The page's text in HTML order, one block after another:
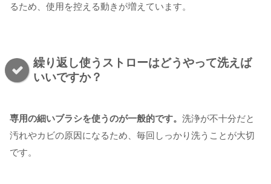
るため、使用を控える動きが増えています。
繰り返し使うストローはどうやって洗えば
いいですか？
専用の細いブラシを使うのが一般的です。 洗浄が不十分だと
汚れやカビの原因になるため、毎回しっかり洗うことが大切
です。